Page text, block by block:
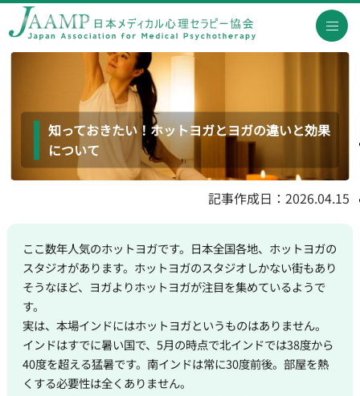
知っておきたい！ホットヨガとヨガの違いと効果
について
記事作成日：2026.04.15
ここ数年人気のホットヨガです。日本全国各地、ホットヨガの
スタジオがあります。ホットヨガのスタジオしかない街もあり
そうなほど、ヨガよりホットヨガが注目を集めているようで
す。
実は、本場インドにはホットヨガというものはありません。
インドはすでに暑い国で、5月の時点で北インドでは38度から
40度を超える猛暑です。南インドは常に30度前後。部屋を熱
くする必要性は全くありません。